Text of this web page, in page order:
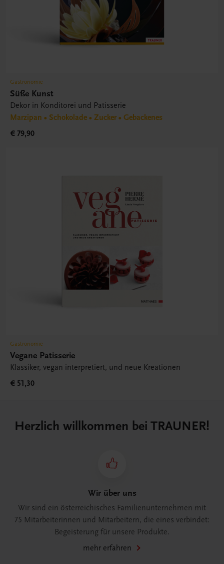
Gastronomie
Süße Kunst
Dekor in Konditorei und Patisserie
Marzipan • Schokolade • Zucker • Gebackenes
€ 79,90
Gastronomie
Vegane Patisserie
Klassiker, vegan interpretiert, und neue Kreationen
€ 51,30
Herzlich willkommen bei TRAUNER!
Wir über uns
Wir sind ein österreichisches Familienunternehmen mit
75 Mitarbeiterinnen und Mitarbeitern, die eines verbindet:
Begeisterung für unsere Produkte.
mehr erfahren